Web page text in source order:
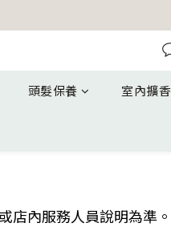
頭髮保養 室內擴香
店內服務人員說明為準。